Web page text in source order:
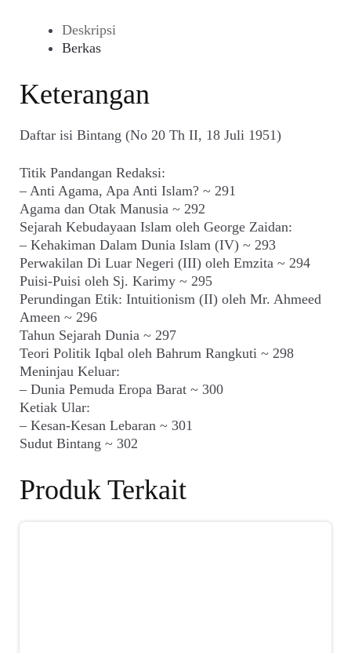
Deskripsi
Berkas
Keterangan
Daftar isi Bintang (No 20 Th II, 18 Juli 1951)
Titik Pandangan Redaksi:
– Anti Agama, Apa Anti Islam? ~ 291
Agama dan Otak Manusia ~ 292
Sejarah Kebudayaan Islam oleh George Zaidan:
– Kehakiman Dalam Dunia Islam (IV) ~ 293
Perwakilan Di Luar Negeri (III) oleh Emzita ~ 294
Puisi-Puisi oleh Sj. Karimy ~ 295
Perundingan Etik: Intuitionism (II) oleh Mr. Ahmeed
Ameen ~ 296
Tahun Sejarah Dunia ~ 297
Teori Politik Iqbal oleh Bahrum Rangkuti ~ 298
Meninjau Keluar:
– Dunia Pemuda Eropa Barat ~ 300
Ketiak Ular:
– Kesan-Kesan Lebaran ~ 301
Sudut Bintang ~ 302
Produk Terkait